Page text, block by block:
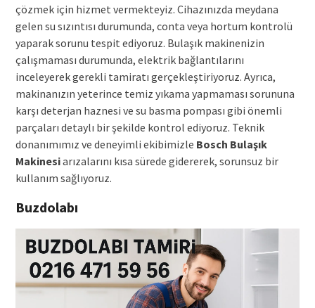
çözmek için hizmet vermekteyiz. Cihazınızda meydana
gelen su sızıntısı durumunda, conta veya hortum kontrolü
yaparak sorunu tespit ediyoruz. Bulaşık makinenizin
çalışmaması durumunda, elektrik bağlantılarını
inceleyerek gerekli tamiratı gerçekleştiriyoruz. Ayrıca,
makinanızın yeterince temiz yıkama yapmaması sorununa
karşı deterjan haznesi ve su basma pompası gibi önemli
parçaları detaylı bir şekilde kontrol ediyoruz. Teknik
donanımımız ve deneyimli ekibimizle Bosch Bulaşık
Makinesiarızalarını kısa sürede gidererek, sorunsuz bir
kullanım sağlıyoruz.
Buzdolabı